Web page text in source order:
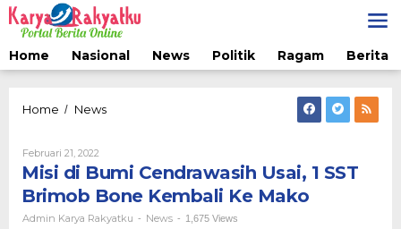
Lewati
ke
konten
Home
Nasional News Politik Ragam Berita
Home / NewsMisi
Usai,
1
SST
Brimob
Februari 21, 2022
Admin
Karya
Rakyatku
Misi di Bumi Cendrawasih Usai, 1 SST
Brimob Bone Kembali Ke Mako
Admin Karya Rakyatku - News - 1,675 Views